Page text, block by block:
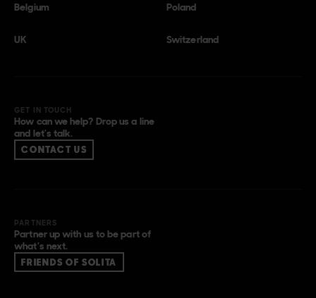
Belgium Poland
UK Switzerland
GET IN TOUCH
How can we help? Drop us a line
and let’s talk.
CONTACT US
PARTNERS
Partner up with us to be part of
what’s next.
FRIENDS OF SOLITA